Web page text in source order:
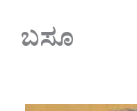
ಬಸೂ